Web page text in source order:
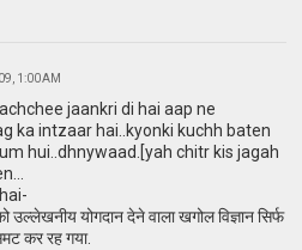
1:00 AM
jaankri di hai aap ne
ka intzaar hai..kyonki kuchh baten
hui..dhnywaad.[yah chitr kis jagah
उल्लेखनीय योगदान देने वाला खगोल विज्ञान सिर्फ
कर रह गया.